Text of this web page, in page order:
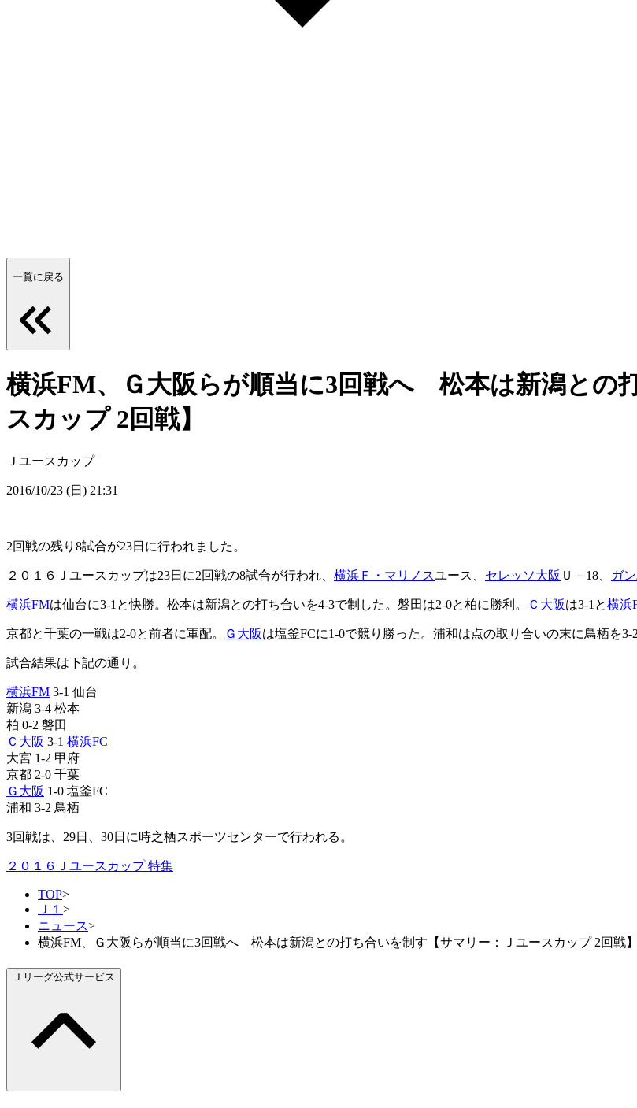
一覧に戻る
横浜FM、Ｇ大阪らが順当に3回戦へ 松本は新潟との
スカップ 2回戦】
Ｊユースカップ
2016/10/23 (日) 21:31
2回戦の残り8試合が23日に行われました。
２０１６Ｊユースカップは23日に2回戦の8試合が行われ、 横浜Ｆ・マリノスユース、 セレッソ大阪 Ｕ－18、 ガ
横浜FMは仙台に3-1と快勝。松本は新潟との打ち合いを4-3で制した。磐田は2-0と柏に勝利。 Ｃ大阪は3-1と横浜
京都と千葉の一戦は2-0と前者に軍配。 Ｇ大阪は塩釜FCに1-0で競り勝った。浦和は点の取り合いの末に鳥栖を3-
試合結果は下記の通り。
横浜FM 3-1 仙台
新潟 3-4 松本
柏 0-2 磐田
Ｃ大阪 3-1 横浜FC
大宮 1-2 甲府
京都 2-0 千葉
Ｇ大阪 1-0 塩釜FC
浦和 3-2 鳥栖
3回戦は、29日、30日に時之栖スポーツセンターで行われる。
２０１６Ｊユースカップ 特集
TOP>
Ｊ１ >
ニュース>
横浜FM、Ｇ大阪らが順当に3回戦へ 松本は新潟との打ち合いを制す【サマリー：Ｊユースカップ 2回戦】
Ｊリーグ公式サービス